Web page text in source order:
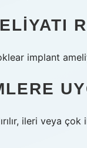
implant
ileri veya